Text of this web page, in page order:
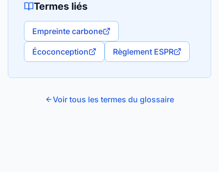
Termes liés
Empreinte carbone
Écoconception Règlement ESPR
Voir tous les termes du glossaire